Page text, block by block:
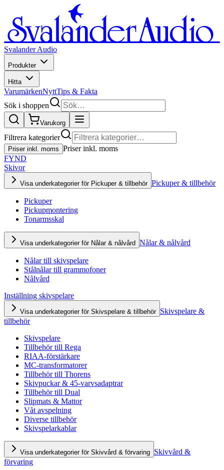
Svalander Audio
Produkter
Hitta
VarumärkenNyttTips & Fakta
Sök i shoppen
Varukorg
Filtrera kategorier
Priser inkl. moms Priser inkl. moms
FYND
Skivor
Visa underkategorier för Pickuper & tillbehör Pickuper & tillbehör
Pickuper
Pickupmontering
Tonarmsskal
Visa underkategorier för Nålar & nålvård Nålar & nålvård
Nålar till skivspelare
Stålnålar till grammofoner
Nålvård
Inställning skivspelare
Visa underkategorier för Skivspelare & tillbehör Skivspelare &
tillbehör
Skivspelare
Tillbehör till Rega
RIAA-förstärkare
MC-transformatorer
Tillbehör till Thorens
Skivpuckar & 45-varvsadaptrar
Tillbehör till Dual
Slipmats & Mattor
Våt avspelning
Diverse tillbehör
Skivspelarkablar
Visa underkategorier för Skivvård & förvaring Skivvård &
förvaring